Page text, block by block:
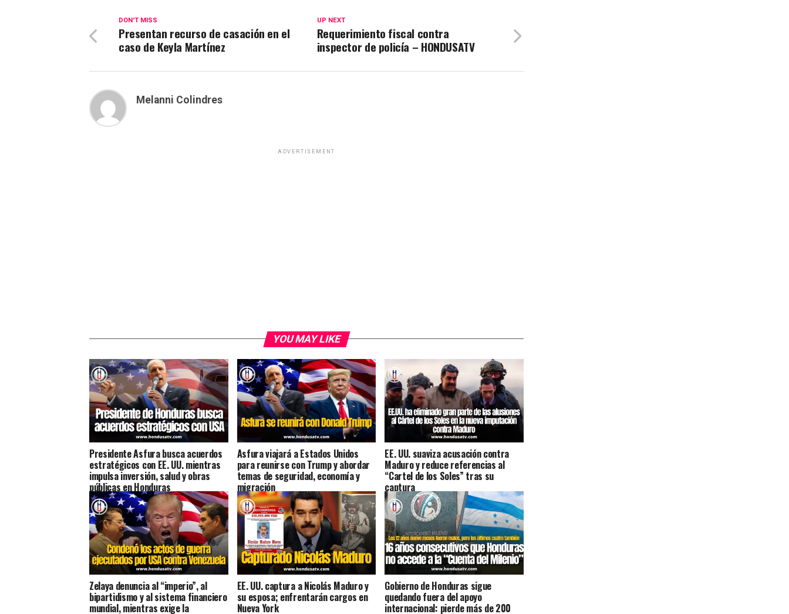
UP NEXT
Requerimiento fiscal contra
inspector de policía – HONDUSATV
DON'T MISS
Presentan recurso de casación en el
caso de Keyla Martínez
Melanni Colindres
ADVERTISEMENT
YOU MAY LIKE
Presidente Asfura busca acuerdos
estratégicos con EE. UU. mientras
impulsa inversión, salud y obras
públicas en Honduras
Asfura viajará a Estados Unidos
para reunirse con Trump y abordar
temas de seguridad, economía y
migración
EE. UU. suaviza acusación contra
Maduro y reduce referencias al
“Cartel de los Soles” tras su
captura
Zelaya denuncia al “imperio”, al
bipartidismo y al sistema financiero
mundial, mientras exige la
EE. UU. captura a Nicolás Maduro y
su esposa; enfrentarán cargos en
Nueva York
Gobierno de Honduras sigue
quedando fuera del apoyo
internacional: pierde más de 200